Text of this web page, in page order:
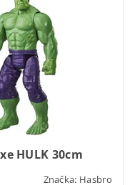
HULK 30cm
Značka: Hasbro